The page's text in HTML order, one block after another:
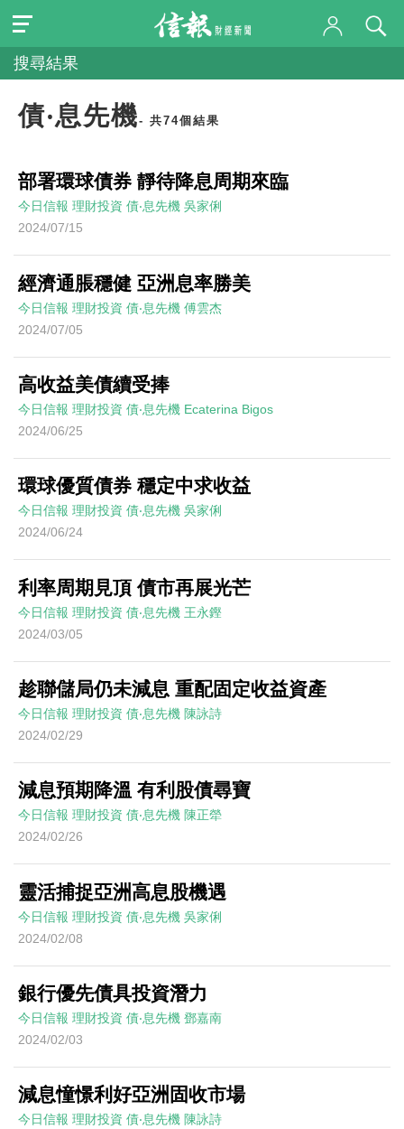
搜尋結果
債‧息先機- 共74個結果
部署環球債券 靜待降息周期來臨
今日信報 理財投資 債‧息先機 吳家俐
2024/07/15
經濟通脹穩健 亞洲息率勝美
今日信報 理財投資 債‧息先機 傅雲杰
2024/07/05
高收益美債續受捧
今日信報 理財投資 債‧息先機 Ecaterina Bigos
2024/06/25
環球優質債券 穩定中求收益
今日信報 理財投資 債‧息先機 吳家俐
2024/06/24
利率周期見頂 債市再展光芒
今日信報 理財投資 債‧息先機 王永鏗
2024/03/05
趁聯儲局仍未減息 重配固定收益資產
今日信報 理財投資 債‧息先機 陳詠詩
2024/02/29
減息預期降溫 有利股債尋寶
今日信報 理財投資 債‧息先機 陳正犖
2024/02/26
靈活捕捉亞洲高息股機遇
今日信報 理財投資 債‧息先機 吳家俐
2024/02/08
銀行優先債具投資潛力
今日信報 理財投資 債‧息先機 鄧嘉南
2024/02/03
減息憧憬利好亞洲固收市場
今日信報 理財投資 債‧息先機 陳詠詩